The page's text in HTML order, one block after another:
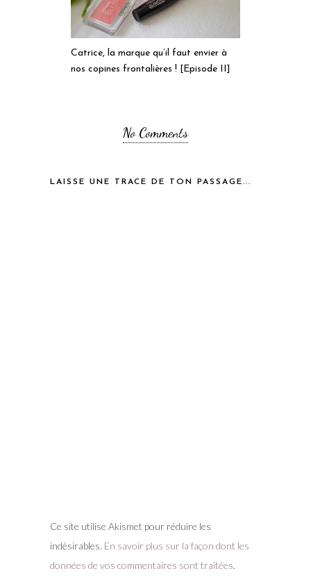
Catrice, la marque qu’il faut envier à
nos copines frontalières ! [Episode II]
No Comments
LAISSE UNE TRACE DE TON PASSAGE...
Ce site utilise Akismet pour réduire les
indésirables. En savoir plus sur la façon dont les
données de vos commentaires sont traitées.